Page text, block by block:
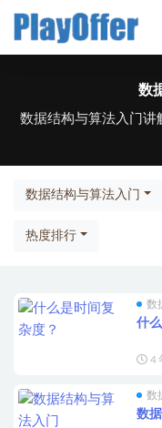
数
数据结构与算法入门讲
数据结构与算法入门
热度排行
数
什
4
数
数